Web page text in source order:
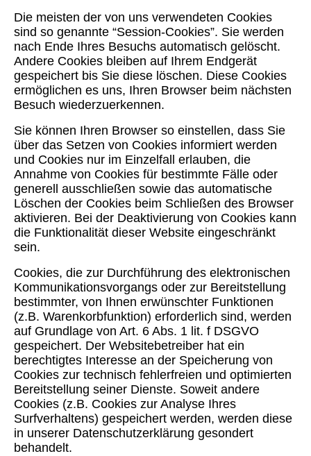
Die meisten der von uns verwendeten Cookies
sind so genannte “Session-Cookies”. Sie werden
nach Ende Ihres Besuchs automatisch gelöscht.
Andere Cookies bleiben auf Ihrem Endgerät
gespeichert bis Sie diese löschen. Diese Cookies
ermöglichen es uns, Ihren Browser beim nächsten
Besuch wiederzuerkennen.
Sie können Ihren Browser so einstellen, dass Sie
über das Setzen von Cookies informiert werden
und Cookies nur im Einzelfall erlauben, die
Annahme von Cookies für bestimmte Fälle oder
generell ausschließen sowie das automatische
Löschen der Cookies beim Schließen des Browser
aktivieren. Bei der Deaktivierung von Cookies kann
die Funktionalität dieser Website eingeschränkt
sein.
Cookies, die zur Durchführung des elektronischen
Kommunikationsvorgangs oder zur Bereitstellung
bestimmter, von Ihnen erwünschter Funktionen
(z.B. Warenkorbfunktion) erforderlich sind, werden
auf Grundlage von Art. 6 Abs. 1 lit. f DSGVO
gespeichert. Der Websitebetreiber hat ein
berechtigtes Interesse an der Speicherung von
Cookies zur technisch fehlerfreien und optimierten
Bereitstellung seiner Dienste. Soweit andere
Cookies (z.B. Cookies zur Analyse Ihres
Surfverhaltens) gespeichert werden, werden diese
in unserer Datenschutzerklärung gesondert
behandelt.